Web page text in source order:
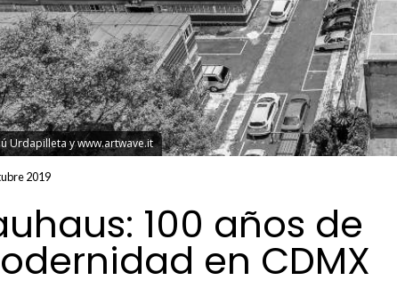
Urdapilleta y www.artwave.it
2019
100 años de
en CDMX